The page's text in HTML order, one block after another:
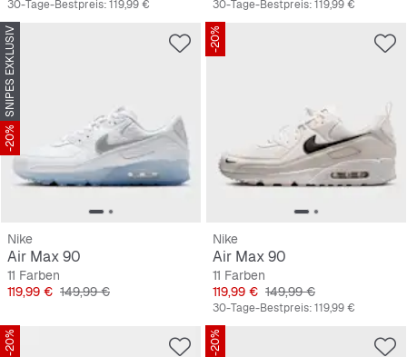
30-Tage-Bestpreis:119,99 € 30-Tage-Bestpreis:119,99 €
SNIPES EXKLUSIV
-20%
Nike
Air Max 90
11 Farben
Preis
119,99 € Originalpreis
149,99 €
-20%
Nike
Air Max 90
11 Farben
Preis
119,99 € Originalpreis
149,99 €
30-Tage-Bestpreis:119,99 €
-20% -20%